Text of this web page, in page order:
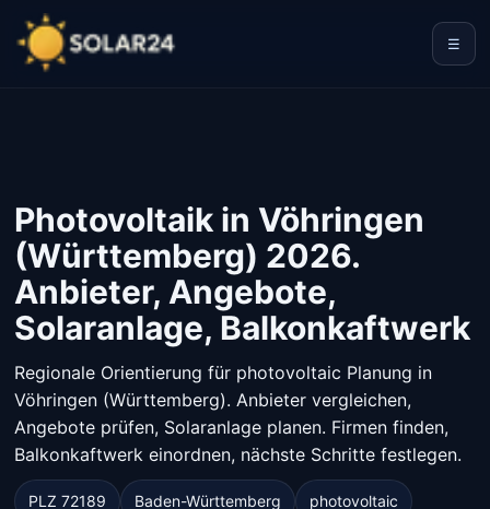
☰
Photovoltaik in Vöhringen
(Württemberg) 2026.
Anbieter, Angebote,
Solaranlage, Balkonkaftwerk
Regionale Orientierung für photovoltaic Planung in
Vöhringen (Württemberg). Anbieter vergleichen,
Angebote prüfen, Solaranlage planen. Firmen finden,
Balkonkaftwerk einordnen, nächste Schritte festlegen.
PLZ 72189 Baden-Württemberg photovoltaic